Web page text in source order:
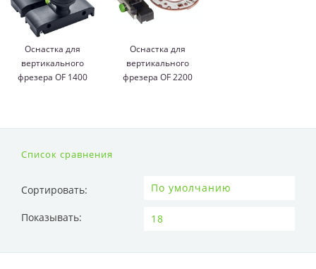
Оснастка для
вертикального
фрезера OF 1400
Оснастка для
вертикального
фрезера OF 2200
Список сравнения
Сортировать:
Показывать: